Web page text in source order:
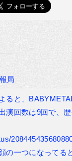
局
ると、
演回数は9回で、
の一つになってる